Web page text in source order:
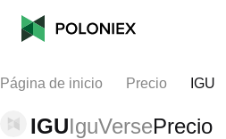
Página de inicio Precio IGU
IGUIguVersePrecio